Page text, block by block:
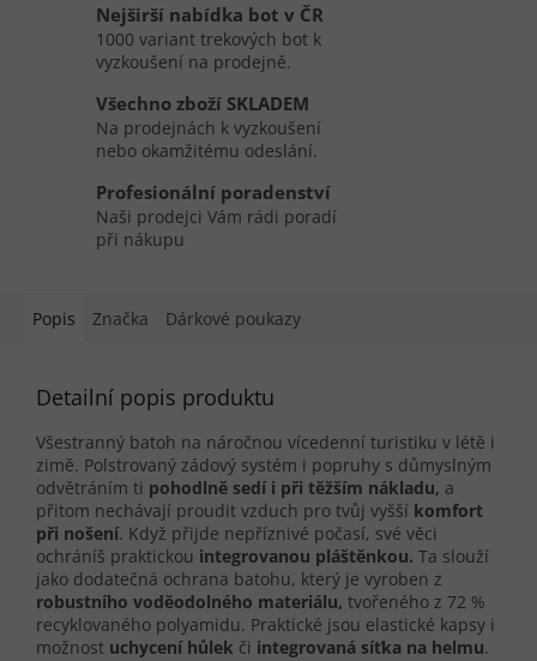
Nejširší nabídka bot v ČR
1000 variant trekových bot k
vyzkoušení na prodejně.
Všechno zboží SKLADEM
Na prodejnách k vyzkoušení
nebo okamžitému odeslání.
Profesionální poradenství
Naši prodejci Vám rádi poradí
při nákupu
Popis Značka Dárkové poukazy
Detailní popis produktu
Všestranný batoh na náročnou vícedenní turistiku v létě i
zimě. Polstrovaný zádový systém i popruhy s důmyslným
odvětráním ti pohodlně sedí i při těžším nákladu, a
přitom nechávají proudit vzduch pro tvůj vyšší komfort
při nošení. Když přijde nepříznivé počasí, své věci
ochráníš praktickou integrovanou pláštěnkou. Ta slouží
jako dodatečná ochrana batohu, který je vyroben z
robustního voděodolného materiálu, tvořeného z 72 %
recyklovaného polyamidu. Praktické jsou elastické kapsy i
možnost uchycení hůlek či integrovaná síťka na helmu.